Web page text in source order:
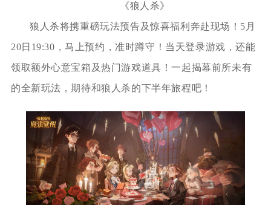
《狼人杀》
狼人杀将携重磅玩法预告及惊喜福利奔赴现场！5月
20日19:30，马上预约，准时蹲守！当天登录游戏，还能
领取额外心意宝箱及热门游戏道具！一起揭幕前所未有
的全新玩法，期待和狼人杀的下半年旅程吧！